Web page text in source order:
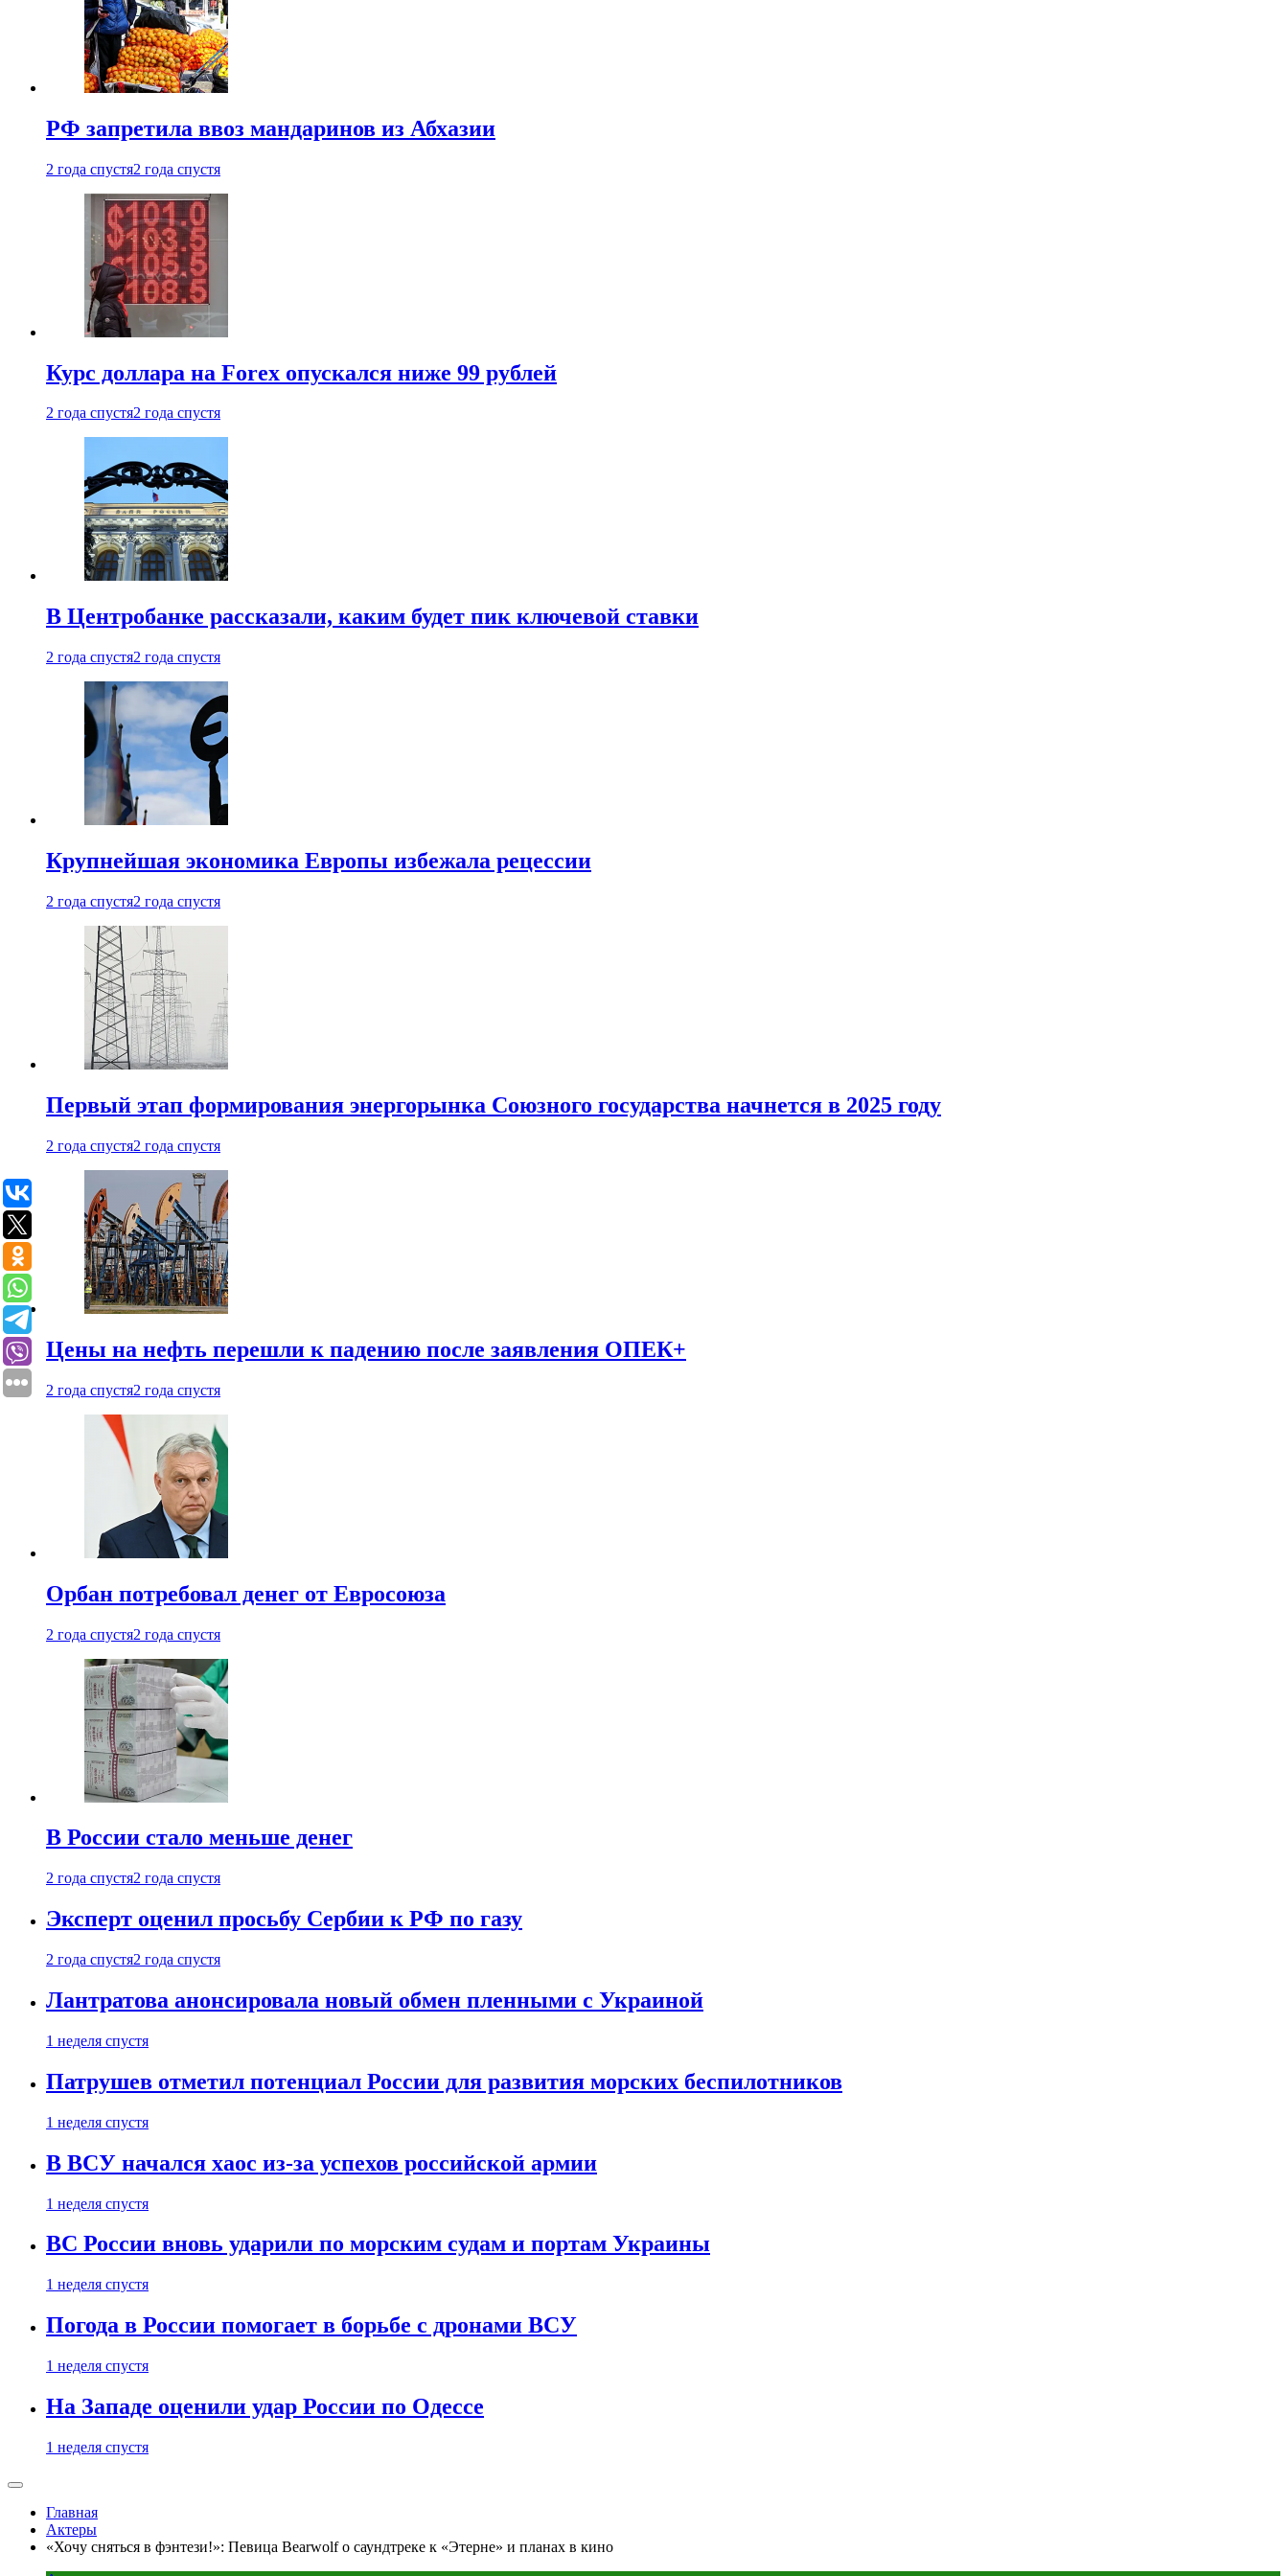
РФ запретила ввоз мандаринов из Абхазии
2 года спустя2 года спустя
Курс доллара на Forex опускался ниже 99 рублей
2 года спустя2 года спустя
В Центробанке рассказали, каким будет пик ключевой ставки
2 года спустя2 года спустя
Крупнейшая экономика Европы избежала рецессии
2 года спустя2 года спустя
Первый этап формирования энергорынка Союзного государства начнется в 2025 году
2 года спустя2 года спустя
Цены на нефть перешли к падению после заявления ОПЕК+
2 года спустя2 года спустя
Орбан потребовал денег от Евросоюза
2 года спустя2 года спустя
В России стало меньше денег
2 года спустя2 года спустя
Эксперт оценил просьбу Сербии к РФ по газу
2 года спустя2 года спустя
Лантратова анонсировала новый обмен пленными с Украиной
1 неделя спустя
Патрушев отметил потенциал России для развития морских беспилотников
1 неделя спустя
В ВСУ начался хаос из-за успехов российской армии
1 неделя спустя
ВС России вновь ударили по морским судам и портам Украины
1 неделя спустя
Погода в России помогает в борьбе с дронами ВСУ
1 неделя спустя
На Западе оценили удар России по Одессе
1 неделя спустя
Главная
Актеры
«Хочу сняться в фэнтези!»: Певица Bearwolf о саундтреке к «Этерне» и планах в кино